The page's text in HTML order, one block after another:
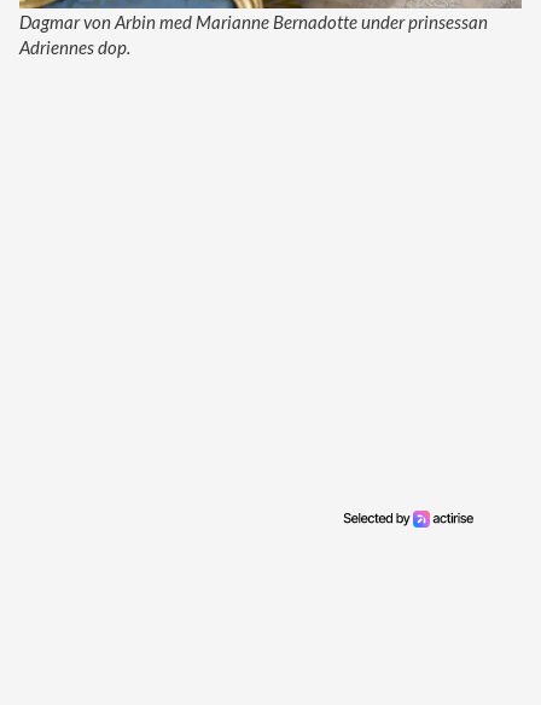
Dagmar von Arbin med Marianne Bernadotte under prinsessan
Adriennes dop.